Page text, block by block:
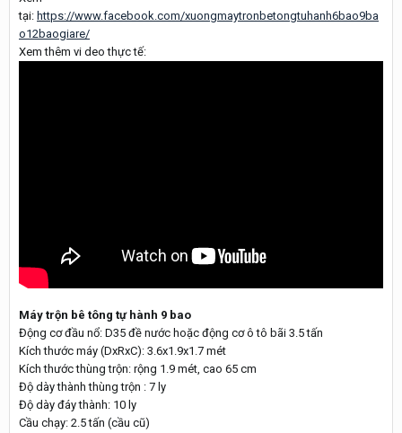
tại: https://www.facebook.com/xuongmaytronbetongtuhanh6bao9ba
o12baogiare/
Xem thêm vi deo thực tế:
Máy trộn bê tông tự hành 9 bao
Động cơ đầu nổ: D35 đề nước hoặc động cơ ô tô bãi 3.5 tấn
Kích thước máy (DxRxC): 3.6x1.9x1.7 mét
Kích thước thùng trộn: rộng 1.9 mét, cao 65 cm
Độ dày thành thùng trộn : 7 ly
Độ dày đáy thành: 10 ly
Cầu chạy: 2.5 tấn (cầu cũ)